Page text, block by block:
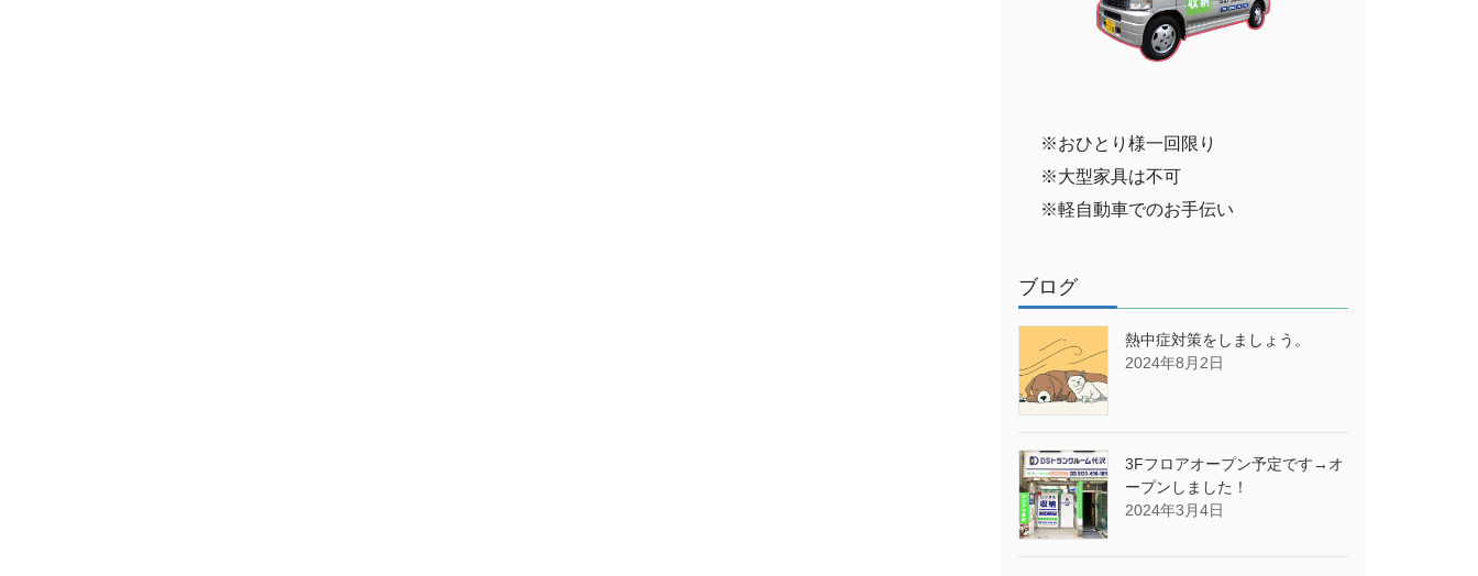
※おひとり様一回限り
※大型家具は不可
※軽自動車でのお手伝い
ブログ
熱中症対策をしましょう。
2024年8月2日
3Fフロアオープン予定です→オ
ープンしました！
2024年3月4日